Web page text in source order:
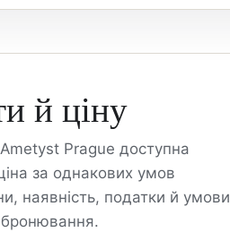
й ціну
Prague доступна
за однакових умов
наявність, податки й умови
бронювання.